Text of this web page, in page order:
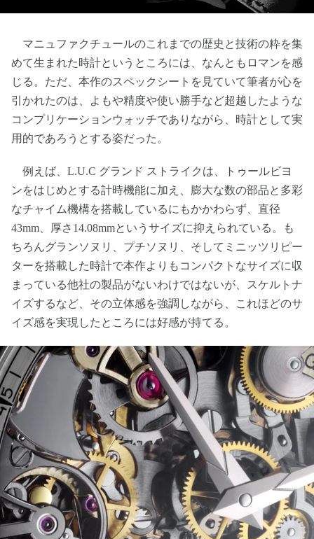
マニュファクチュールのこれまでの歴史と技術の粋を集
めて生まれた時計というところには、なんともロマンを感
じる。ただ、本作のスペックシートを見ていて筆者が心を
引かれたのは、よもや精度や使い勝手など超越したような
コンプリケーションウォッチでありながら、時計として実
用的であろうとする姿だった。
例えば、L.U.C グランド ストライクは、トゥールビヨ
ンをはじめとする計時機能に加え、膨大な数の部品と多彩
なチャイム機構を搭載しているにもかかわらず、直径
43mm、厚さ14.08mmというサイズに抑えられている。も
ちろんグランソヌリ、プチソヌリ、そしてミニッツリピー
ターを搭載した時計で本作よりもコンパクトなサイズに収
まっている他社の製品がないわけではないが、スケルトナ
イズするなど、その立体感を強調しながら、これほどのサ
イズ感を実現したところには好感が持てる。